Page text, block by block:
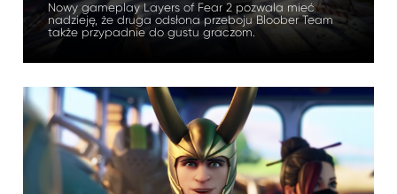
Nowy gameplay Layers of Fear 2 pozwala mieć
nadzieję, że druga odsłona przeboju Bloober Team
także przypadnie do gustu graczom.